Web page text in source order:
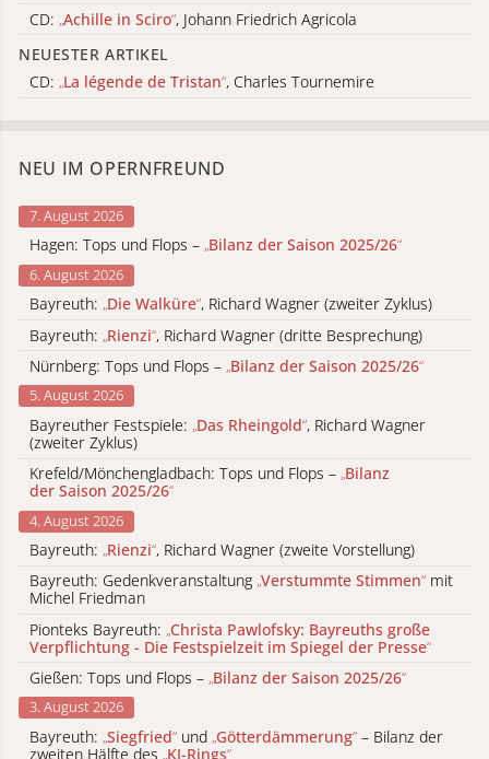
CD: „Achille in Sciro“, Johann Friedrich Agricola
NEUESTER ARTIKEL
CD: „La légende de Tristan“, Charles Tournemire
NEU IM OPERNFREUND
7. August 2026
Hagen: Tops und Flops – „Bilanz der Saison 2025/26“
6. August 2026
Bayreuth: „Die Walküre“, Richard Wagner (zweiter Zyklus)
Bayreuth: „Rienzi“, Richard Wagner (dritte Besprechung)
Nürnberg: Tops und Flops – „Bilanz der Saison 2025/26“
5. August 2026
Bayreuther Festspiele: „Das Rheingold“, Richard Wagner
(zweiter Zyklus)
Krefeld/Mönchengladbach: Tops und Flops – „Bilanz
der Saison 2025/26“
4. August 2026
Bayreuth: „Rienzi“, Richard Wagner (zweite Vorstellung)
Bayreuth: Gedenkveranstaltung „Verstummte Stimmen“ mit
Michel Friedman
Pionteks Bayreuth: „Christa Pawlofsky: Bayreuths große
Verpflichtung - Die Festspielzeit im Spiegel der Presse“
Gießen: Tops und Flops – „Bilanz der Saison 2025/26“
3. August 2026
Bayreuth: „Siegfried“ und „Götterdämmerung“ – Bilanz der
zweiten Hälfte des „KI-Rings“